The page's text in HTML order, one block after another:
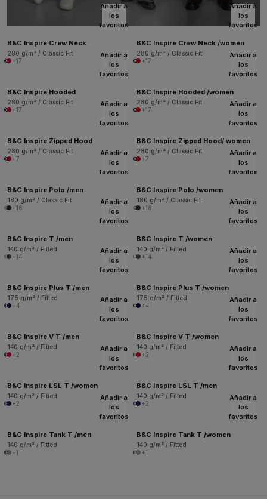
Añadir a
los
favoritos
B&C Inspire Crew Neck
280 g/m² / Classic Fit
+17
Añadir a
los
favoritos
B&C Inspire Crew Neck /women
280 g/m² / Classic Fit
+17
Añadir a
los
favoritos
B&C Inspire Hooded
280 g/m² / Classic Fit
+17
Añadir a
los
favoritos
B&C Inspire Hooded /women
280 g/m² / Classic Fit
+17
Añadir a
los
favoritos
B&C Inspire Zipped Hood
280 g/m² / Classic Fit
+7
Añadir a
los
favoritos
B&C Inspire Zipped Hood/ women
280 g/m² / Classic Fit
+7
Añadir a
los
favoritos
B&C Inspire Polo /men
180 g/m² / Classic Fit
+16
Añadir a
los
favoritos
B&C Inspire Polo /women
180 g/m² / Classic Fit
+16
Añadir a
los
favoritos
B&C Inspire T /men
140 g/m² / Fitted
+14
Añadir a
los
favoritos
B&C Inspire T /women
140 g/m² / Fitted
+14
Añadir a
los
favoritos
B&C Inspire Plus T /men
175 g/m² / Fitted
+4
Añadir a
los
favoritos
B&C Inspire Plus T /women
175 g/m² / Fitted
+4
Añadir a
los
favoritos
B&C Inspire V T /men
140 g/m² / Fitted
+2
Añadir a
los
favoritos
B&C Inspire V T /women
140 g/m² / Fitted
+2
Añadir a
los
favoritos
B&C Inspire LSL T /women
140 g/m² / Fitted
+2
Añadir a
los
favoritos
B&C Inspire LSL T /men
140 g/m² / Fitted
+2
Añadir a
los
favoritos
B&C Inspire Tank T /men
140 g/m² / Fitted
+1
Añadir a
los
favoritos
B&C Inspire Tank T /women
140 g/m² / Fitted
+1